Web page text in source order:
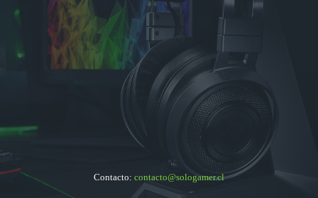
Contacto: contacto@sologamer.cl